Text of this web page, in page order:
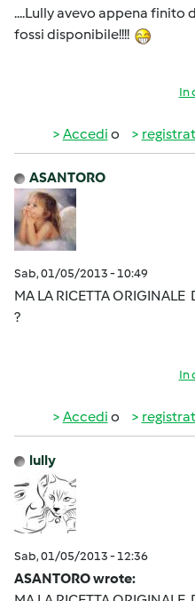
....Lully avevo appena finito
fossi disponibile!!!!
In
Accedi o
ASANTORO
Sab, 01/05/2013 - 10:49
MA LA RICETTA ORIGINALE
?
In
Accedi o
lully
Sab, 01/05/2013 - 12:36
ASANTORO wrote: